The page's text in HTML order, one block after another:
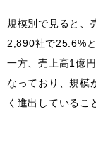
規模別で見ると、
2,890社で25.6%
一方、売上高1億
なっており、規模
く進出しているこ